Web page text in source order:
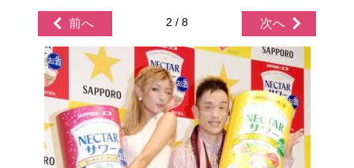
前へ 2 / 8 次へ